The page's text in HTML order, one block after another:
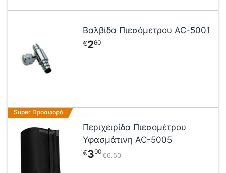
Βαλβίδα Πιεσόμετρου AC-5001
260
€
Super Προσφορά
Περιχειρίδα Πιεσομέτρου
Υφασμάτινη AC-5005
6 50
€
300
€